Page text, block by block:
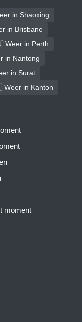
in Shaoxing
in Brisbane
in Perth
in Nantong
in Surat
in Kanton
moment